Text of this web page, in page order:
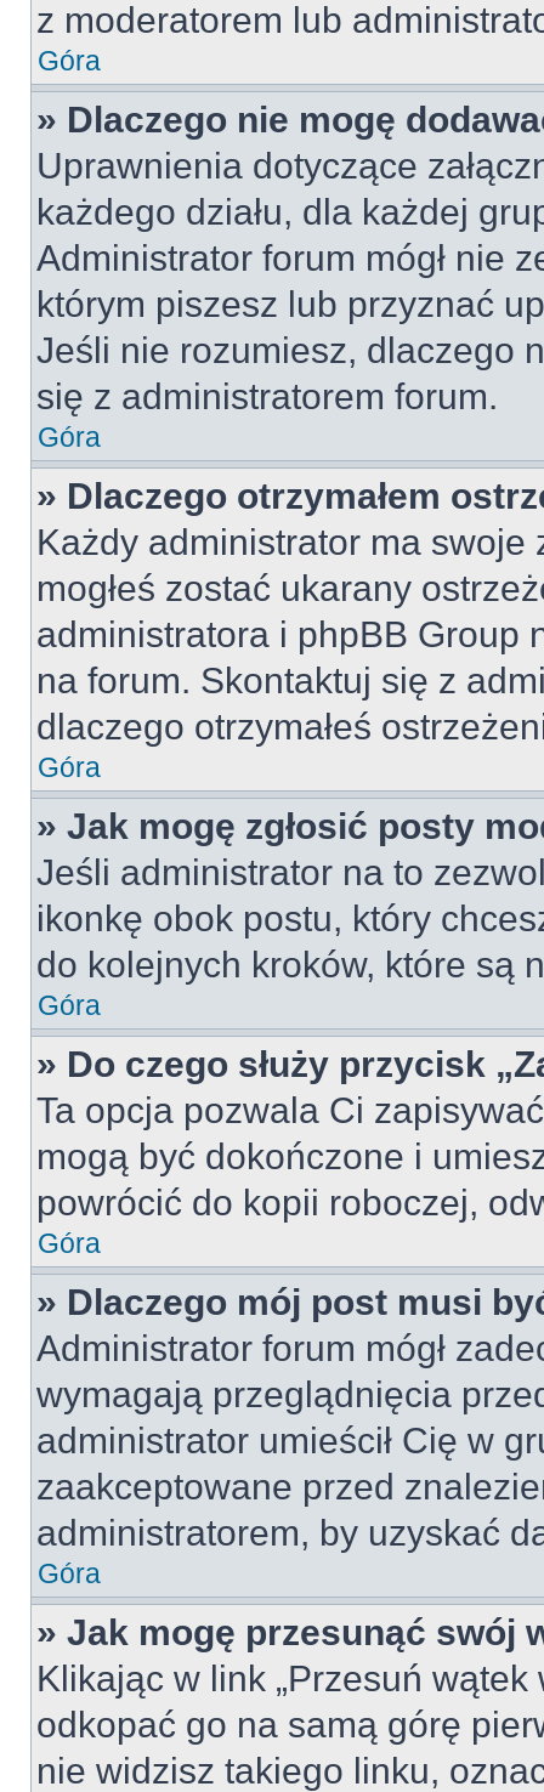
z moderatorem lub
Góra
» Dlaczego nie mogę
Uprawnienia dotyczące
każdego działu, dla każdej
Administrator forum mógł nie
którym piszesz lub przyznać
Jeśli nie rozumiesz, dlaczego
się z administratorem forum.
Góra
» Dlaczego otrzymałem
Każdy administrator ma swoje
mogłeś zostać ukarany
administratora i phpBB Group
na forum. Skontaktuj się z
dlaczego otrzymałeś
Góra
» Jak mogę zgłosić posty
Jeśli administrator na to
ikonkę obok postu, który
do kolejnych kroków, które są
Góra
» Do czego służy przycisk
Ta opcja pozwala Ci
mogą być dokończone i
powrócić do kopii roboczej,
Góra
» Dlaczego mój post musi
Administrator forum mógł
wymagają przeglądnięcia
administrator umieścił Cię w
zaakceptowane przed
administratorem, by uzyskać
Góra
» Jak mogę przesunąć swój
Klikając w link „Przesuń
odkopać go na samą górę
nie widzisz takiego linku,